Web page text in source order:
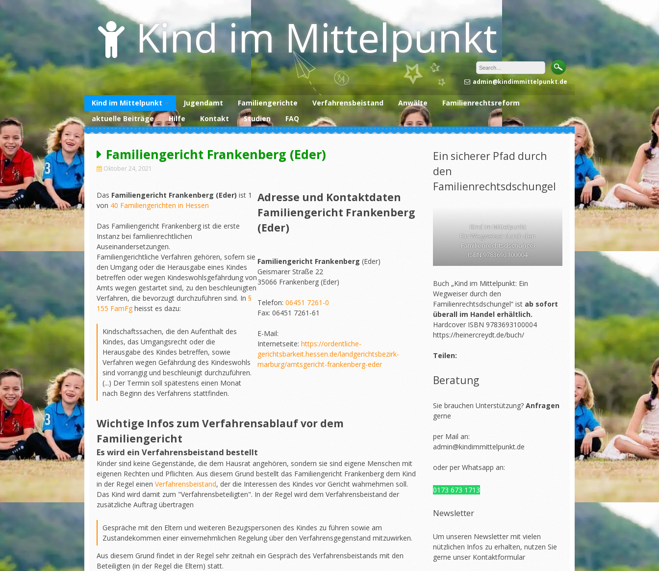
to
content
Kind im Mittelpunkt
admin@kindimmittelpunkt.de
Kind im Mittelpunkt
Über uns
Unterstützen Sie
Datenschutzerklärung
Jugendamt Familiengerichte Verfahrensbeistand Anwälte
Familienrechtsreform
aktuelle Beiträge
Hilfe Kontakt Studien FAQ
Familiengericht Frankenberg (Eder)
Oktober 24, 2021
Das Familiengericht Frankenberg (Eder) ist 1
von 40 Familiengerichten in Hessen
Das Familiengericht Frankenberg ist die erste
Instanz bei familienrechtlichen
Auseinandersetzungen.
Familiengerichtliche Verfahren gehören, sofern sie
den Umgang oder die Herausgabe eines Kindes
betreffen oder wegen Kindeswohlsgefährdung von
Amts wegen gestartet sind, zu den beschleunigten
Verfahren, die bevorzugt durchzuführen sind. In §
155 FamFgheisst es dazu:
Kindschaftssachen, die den Aufenthalt des
Kindes, das Umgangsrecht oder die
Herausgabe des Kindes betreffen, sowie
Verfahren wegen Gefährdung des Kindeswohls
sind vorrangig und beschleunigt durchzuführen.
(...) Der Termin soll spätestens einen Monat
nach Beginn des Verfahrens stattfinden.
Adresse und Kontaktdaten
Familiengericht Frankenberg
(Eder)
Familiengericht Frankenberg (Eder)
Geismarer Straße 22
35066 Frankenberg (Eder)
Telefon: 06451 7261-0
Fax: 06451 7261-61
E-Mail:
Internetseite: https://ordentliche-
gerichtsbarkeit.hessen.de/landgerichtsbezirk-
marburg/amtsgericht-frankenberg-eder
Wichtige Infos zum Verfahrensablauf vor dem
Familiengericht
Es wird ein Verfahrensbeistand bestellt
Kinder sind keine Gegenstände, die dem Hausrat angehören, sondern sie sind eigene Menschen mit
eigenen Rechten und Pflichten. Aus diesem Grund bestellt das Familiengericht Frankenberg dem Kind
in der Regel einen Verfahrensbeistand, der die Interessen des Kindes vor Gericht wahrnehmen soll.
Das Kind wird damit zum "Verfahrensbeteiligten". In der Regel wird dem Verfahrensbeistand der
zusätzliche Auftrag übertragen
Gespräche mit den Eltern und weiteren Bezugspersonen des Kindes zu führen sowie am
Zustandekommen einer einvernehmlichen Regelung über den Verfahrensgegenstand mitzuwirken.
Aus diesem Grund findet in der Regel sehr zeitnah ein Gespräch des Verfahrensbeistands mit den
Beteiligten (in der Regel die Eltern) statt.
Ein sicherer Pfad durch
den
Familienrechtsdschungel
Kind im Mittelpunkt
Ein Wegweiser durch den
Familienrechtsdschungel
ISBN 9783693100004
Buch „Kind im Mittelpunkt: Ein
Wegweiser durch den
Familienrechtsdschungel“ ist ab sofort
überall im Handel erhältlich.
Hardcover ISBN 9783693100004
https://heinercreydt.de/buch/
Teilen:
Beratung
Sie brauchen Unterstützung? Anfragen
gerne
per Mail an:
admin@kindimmittelpunkt.de
oder per Whatsapp an:
0173 673 1713
Newsletter
Um unseren Newsletter mit vielen
nützlichen Infos zu erhalten, nutzen Sie
gerne unser Kontaktformular